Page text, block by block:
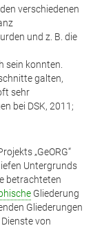
verschiedenen
und z. B. die
sein konnten.
galten,
sehr
bei DSK, 2011;
„GeORG“
Untergrunds
betrachteten
Gliederung
Gliederungen
von